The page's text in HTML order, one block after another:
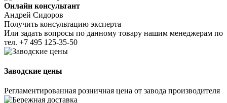
Онлайн консультант
Андрей Сидоров
Получить консультацию эксперта
Или задать вопросы по данному товару нашим менеджерам по
тел. +7 495 125-35-50
Заводские цены
Регламентированная розничная цена от завода производителя